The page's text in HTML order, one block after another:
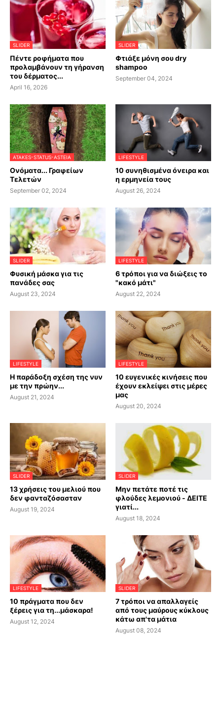
SLIDER
Πέντε ροφήματα που
προλαμβάνουν τη γήρανση
του δέρματος...
April 16, 2026
SLIDER
Φτιάξε μόνη σου dry
shampoo
September 04, 2024
ATAKES-STATUS-ASTEIA
Ονόματα... Γραφείων
Τελετών
September 02, 2024
LIFESTYLE
10 συνηθισμένα όνειρα και
η ερμηνεία τους
August 26, 2024
SLIDER
Φυσική μάσκα για τις
πανάδες σας
August 23, 2024
LIFESTYLE
6 τρόποι για να διώξεις το
"κακό μάτι"
August 22, 2024
LIFESTYLE
Η παράδοξη σχέση της νυν
με την πρώην...
August 21, 2024
LIFESTYLE
10 ευγενικές κινήσεις που
έχουν εκλείψει στις μέρες
μας
August 20, 2024
SLIDER
13 χρήσεις του μελιού που
δεν φανταζόσασταν
August 19, 2024
SLIDER
Μην πετάτε ποτέ τις
φλούδες λεμονιού - ΔΕΙΤΕ
γιατί...
August 18, 2024
LIFESTYLE
10 πράγματα που δεν
ξέρεις για τη...μάσκαρα!
August 12, 2024
SLIDER
7 τρόποι να απαλλαγείς
από τους μαύρους κύκλους
κάτω απ'τα μάτια
August 08, 2024